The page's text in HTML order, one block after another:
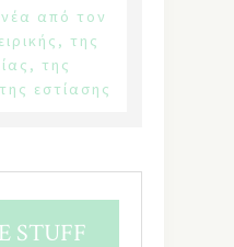
από τον
της
της
εστίασης
STUFF